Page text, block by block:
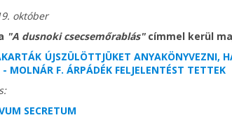
október
"A dusnoki csecsemőrablás"címmel kerül
ÚJSZÜLÖTTJÜKET ANYAKÖNYVEZNI,
- MOLNÁR F. ÁRPÁDÉK FELJELENTÉST TETTEK
SECRETUM